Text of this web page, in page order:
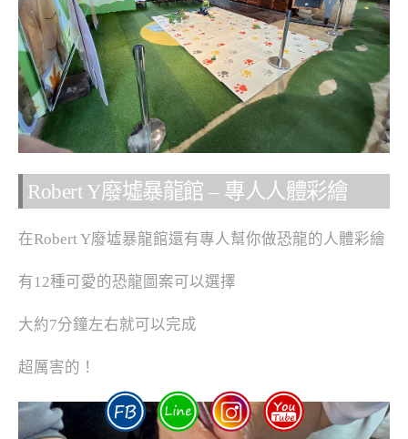
Robert Y廢墟暴龍館 – 專人人體彩繪
在Robert Y廢墟暴龍館還有專人幫你做恐龍的人體彩繪
有12種可愛的恐龍圖案可以選擇
大約7分鐘左右就可以完成
超厲害的！